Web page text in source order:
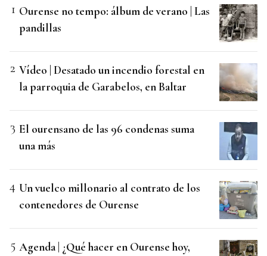
Ourense no tempo: álbum de verano | Las
pandillas
Vídeo | Desatado un incendio forestal en
la parroquia de Garabelos, en Baltar
El ourensano de las 96 condenas suma
una más
Un vuelco millonario al contrato de los
contenedores de Ourense
Agenda | ¿Qué hacer en Ourense hoy,